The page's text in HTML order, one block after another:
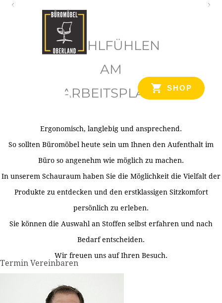
SHOP
WOHLFÜHLEN
AM
ARBEITSPLATZ
Ergonomisch, langlebig und ansprechend.
So sollten Büromöbel heute sein um Ihnen den Aufenthalt im
Büro so angenehm wie möglich zu machen.
In unserem Schauraum haben Sie die Möglichkeit die Vielfalt der
Produkte zu entdecken und den erstklassigen Sitzkomfort
persönlich zu erleben.
Sie können die Auswahl an Stoffen selbst erfahren und nach
Bedarf entscheiden.
Wir freuen uns auf Ihren Besuch.
Termin Vereinbaren